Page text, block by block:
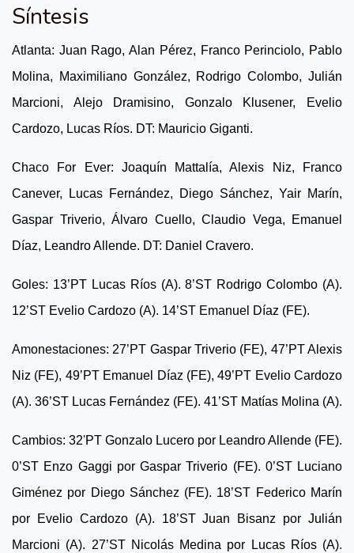
Síntesis
Atlanta: Juan Rago, Alan Pérez, Franco Perinciolo, Pablo
Molina, Maximiliano González, Rodrigo Colombo, Julián
Marcioni, Alejo Dramisino, Gonzalo Klusener, Evelio
Cardozo, Lucas Ríos. DT: Mauricio Giganti.
Chaco For Ever: Joaquín Mattalía, Alexis Niz, Franco
Canever, Lucas Fernández, Diego Sánchez, Yair Marín,
Gaspar Triverio, Álvaro Cuello, Claudio Vega, Emanuel
Díaz, Leandro Allende. DT: Daniel Cravero.
Goles: 13’PT Lucas Ríos (A). 8’ST Rodrigo Colombo (A).
12’ST Evelio Cardozo (A). 14’ST Emanuel Díaz (FE).
Amonestaciones: 27’PT Gaspar Triverio (FE), 47’PT Alexis
Niz (FE), 49’PT Emanuel Díaz (FE), 49’PT Evelio Cardozo
(A). 36’ST Lucas Fernández (FE). 41’ST Matías Molina (A).
Cambios: 32'PT Gonzalo Lucero por Leandro Allende (FE).
0’ST Enzo Gaggi por Gaspar Triverio (FE). 0’ST Luciano
Giménez por Diego Sánchez (FE). 18’ST Federico Marín
por Evelio Cardozo (A). 18’ST Juan Bisanz por Julián
Marcioni (A). 27’ST Nicolás Medina por Lucas Ríos (A).